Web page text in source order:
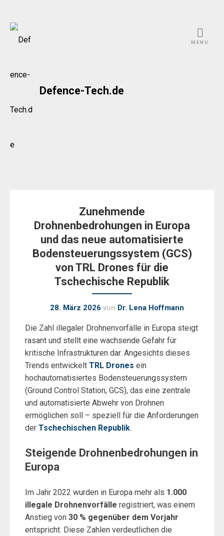
Skip
Defence-Tech.de
MENU
Zunehmende
Drohnenbedrohungen in Europa
und das neue automatisierte
Bodensteuerungssystem (GCS)
von TRL Drones für die
Tschechische Republik
28. März 2026 von Dr. Lena Hoffmann
Die Zahl illegaler Drohnenvorfälle in Europa steigt
rasant und stellt eine wachsende Gefahr für
kritische Infrastrukturen dar. Angesichts dieses
Trends entwickelt TRL Drones ein
hochautomatisiertes Bodensteuerungssystem
(Ground Control Station, GCS), das eine zentrale
und automatisierte Abwehr von Drohnen
ermöglichen soll – speziell für die Anforderungen
der Tschechischen Republik.
Steigende Drohnenbedrohungen in
Europa
Im Jahr 2022 wurden in Europa mehr als 1.000
illegale Drohnenvorfälle registriert, was einem
Anstieg von 30 % gegenüber dem Vorjahr
entspricht. Diese Zahlen verdeutlichen die